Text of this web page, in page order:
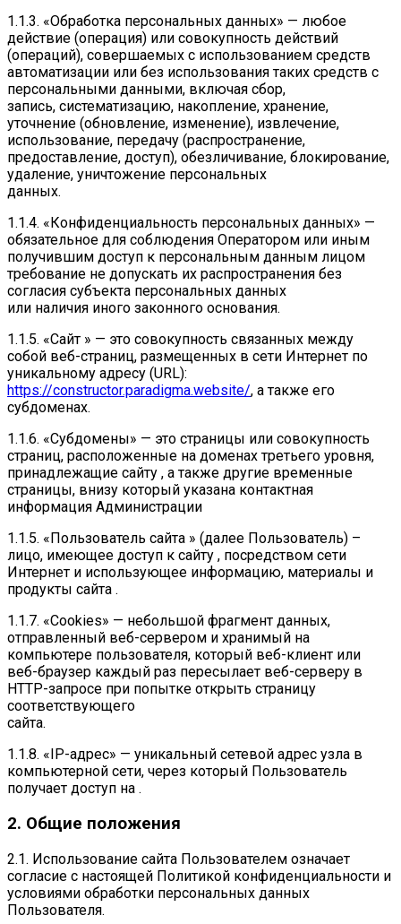
1.1.3. «Обработка персональных данных» — любое
действие (операция) или совокупность действий
(операций), совершаемых с использованием средств
автоматизации или без использования таких средств с
персональными данными, включая сбор,
запись, систематизацию, накопление, хранение,
уточнение (обновление, изменение), извлечение,
использование, передачу (распространение,
предоставление, доступ), обезличивание, блокирование,
удаление, уничтожение персональных
данных.
1.1.4. «Конфиденциальность персональных данных» —
обязательное для соблюдения Оператором или иным
получившим доступ к персональным данным лицом
требование не допускать их распространения без
согласия субъекта персональных данных
или наличия иного законного основания.
1.1.5. «Сайт » — это совокупность связанных между
собой веб-страниц, размещенных в сети Интернет по
уникальному адресу (URL):
https://constructor.paradigma.website/, а также его
субдоменах.
1.1.6. «Субдомены» — это страницы или совокупность
страниц, расположенные на доменах третьего уровня,
принадлежащие сайту , а также другие временные
страницы, внизу который указана контактная
информация Администрации
1.1.5. «Пользователь сайта » (далее Пользователь) –
лицо, имеющее доступ к сайту , посредством сети
Интернет и использующее информацию, материалы и
продукты сайта .
1.1.7. «Cookies» — небольшой фрагмент данных,
отправленный веб-сервером и хранимый на
компьютере пользователя, который веб-клиент или
веб-браузер каждый раз пересылает веб-серверу в
HTTP-запросе при попытке открыть страницу
соответствующего
сайта.
1.1.8. «IP-адрес» — уникальный сетевой адрес узла в
компьютерной сети, через который Пользователь
получает доступ на .
2. Общие положения
2.1. Использование сайта Пользователем означает
согласие с настоящей Политикой конфиденциальности и
условиями обработки персональных данных
Пользователя.